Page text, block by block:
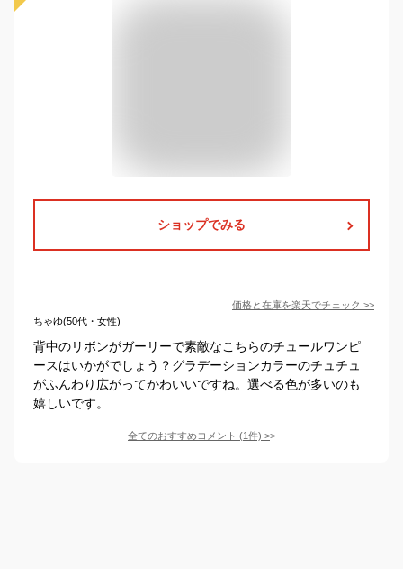
ショップでみる
価格と在庫を楽天でチェック >>
ちゃゆ(50代・女性)
背中のリボンがガーリーで素敵なこちらのチュールワンピ
ースはいかがでしょう？グラデーションカラーのチュチュ
がふんわり広がってかわいいですね。選べる色が多いのも
嬉しいです。
全てのおすすめコメント (1件) >